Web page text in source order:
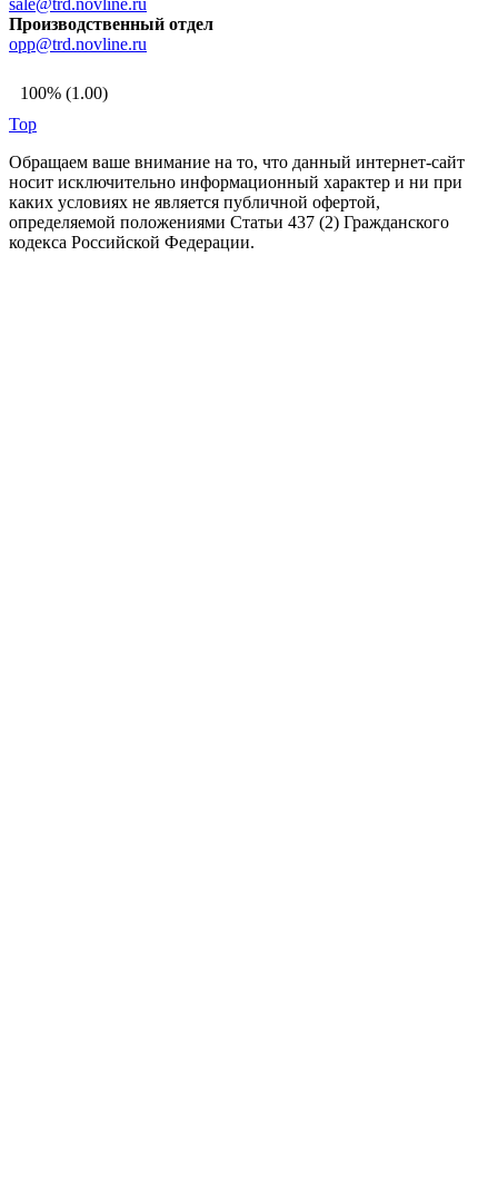
Производственный отдел
opp@trd.novline.ru
100% (1.00)
Top
Обращаем ваше внимание на то, что данный интернет-сайт
носит исключительно информационный характер и ни при
каких условиях не является публичной офертой,
определяемой положениями Статьи 437 (2) Гражданского
кодекса Российской Федерации.